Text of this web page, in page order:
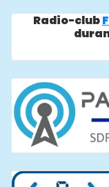
Radio-club